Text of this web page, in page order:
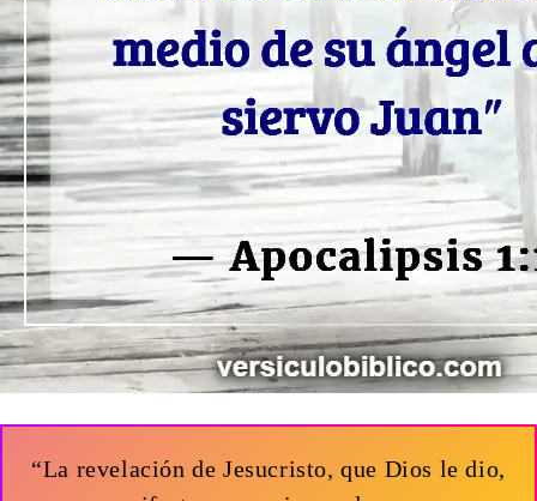
“La revelación de Jesucristo, que Dios le dio,